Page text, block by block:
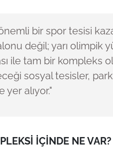
bir spor tesisi
değil; yarı olimpik
ile tam bir kompleks
sosyal tesisler,
alıyor."
İÇİNDE NE VAR?